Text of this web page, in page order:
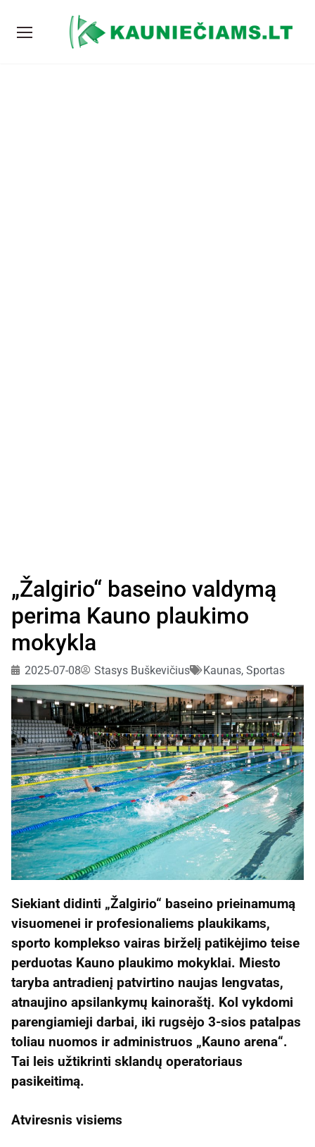
„Žalgirio“ baseino valdymą
perima Kauno plaukimo
mokykla
2025-07-08 Stasys Buškevičius Kaunas, Sportas
Siekiant didinti „Žalgirio“ baseino prieinamumą
visuomenei ir profesionaliems plaukikams,
sporto komplekso vairas birželį patikėjimo teise
perduotas Kauno plaukimo mokyklai. Miesto
taryba antradienį patvirtino naujas lengvatas,
atnaujino apsilankymų kainoraštį. Kol vykdomi
parengiamieji darbai, iki rugsėjo 3-sios patalpas
toliau nuomos ir administruos „Kauno arena“.
Tai leis užtikrinti sklandų operatoriaus
pasikeitimą.
Atviresnis visiems